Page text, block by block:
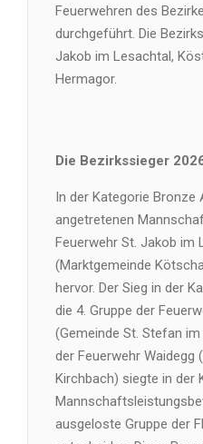
Feuerwehren des
durchgeführt. Die
Jakob im Lesachtal,
Hermagor.
Die Bezirkssieger
In der Kategorie Bronze
angetretenen
Feuerwehr St. Jakob im
(Marktgemeinde
hervor. Der Sieg in der
die 4. Gruppe der
(Gemeinde St. Stefan im
der Feuerwehr Waidegg
Kirchbach) siegte in der
ausgeloste Gruppe der